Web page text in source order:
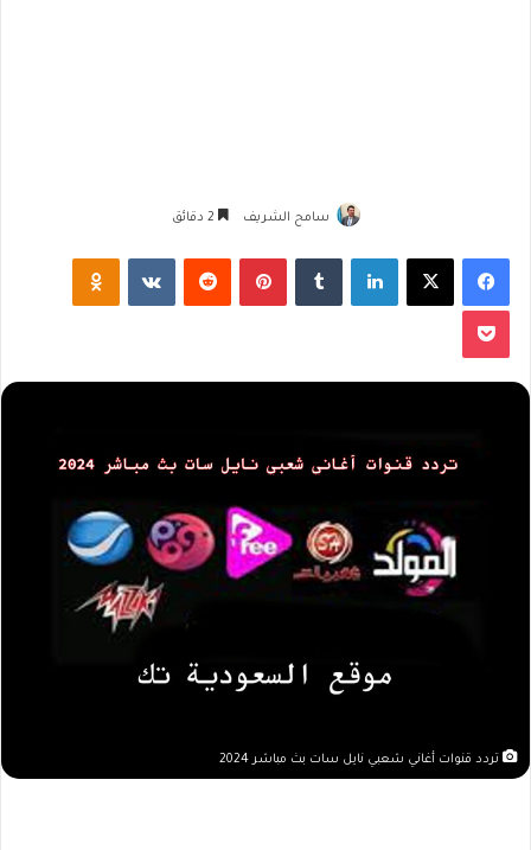
سامح الشريف
فيسبوك لينكدإن بينتيريست
تردد قنوات أغاني شعبي نايل سات بث مباشر 2024